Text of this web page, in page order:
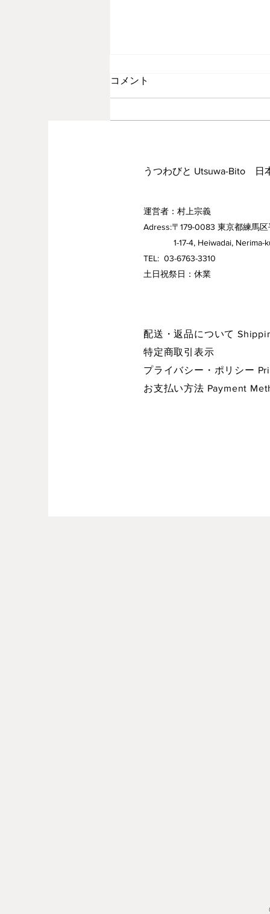
コメント
うつわびと Utsuwa-Bito 日
運営者：村上宗義
Adress:〒179-0083 東京都練馬区
1-17-4, Heiwadai, Nerima-
TEL: 03-6763-3310
​土日祝祭日：休業
配送・返品について
特定商取引表示
プライバシー・ポリシー
お支払い方法 Payment